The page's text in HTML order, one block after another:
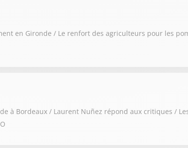
en Gironde / Le renfort des agriculteurs pour les
à Bordeaux / Laurent Nuñez répond aux critiques /